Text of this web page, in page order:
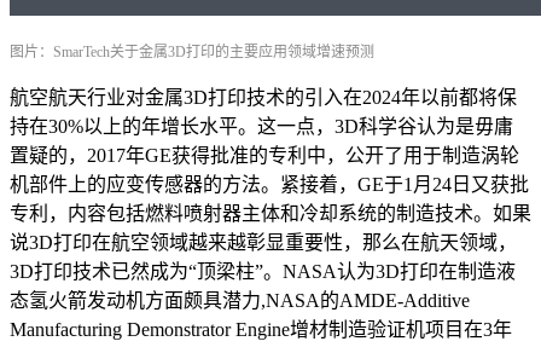
图片：SmarTech关于金属3D打印的主要应用领域增速预测
航空航天行业对金属3D打印技术的引入在2024年以前都将保
持在30%以上的年增长水平。这一点，3D科学谷认为是毋庸
置疑的，2017年GE获得批准的专利中，公开了用于制造涡轮
机部件上的应变传感器的方法。紧接着，GE于1月24日又获批
专利，内容包括燃料喷射器主体和冷却系统的制造技术。如果
说3D打印在航空领域越来越彰显重要性，那么在航天领域，
3D打印技术已然成为“顶梁柱”。NASA认为3D打印在制造液
态氢火箭发动机方面颇具潜力,NASA的AMDE-Additive
Manufacturing Demonstrator Engine增材制造验证机项目在3年